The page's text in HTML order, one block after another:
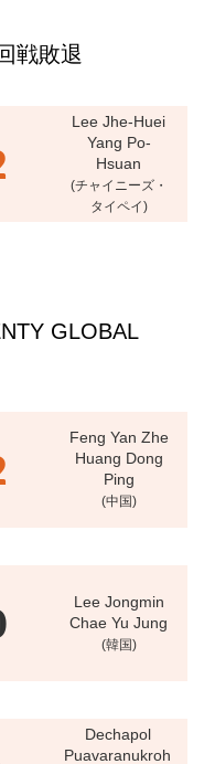
戦敗退
Lee Jhe-Huei
Yang Po-
Hsuan
(チャイニーズ・
タイペイ)
GLOBAL
Feng Yan Zhe
Huang Dong
Ping
(中国)
Lee Jongmin
Chae Yu Jung
(韓国)
Dechapol
Puavaranukroh